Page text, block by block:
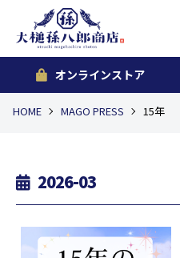
オンラインストア
HOME MAGO PRESS 15年
2026-03